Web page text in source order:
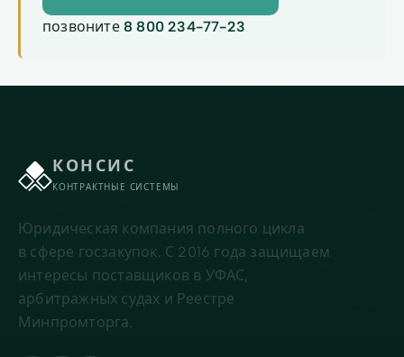
позвоните 8 800 234-77-23
КОНСИС
КОНТРАКТНЫЕ СИСТЕМЫ
Юридическая компания полного цикла
в сфере госзакупок. С 2016 года защищаем
интересы поставщиков в УФАС,
арбитражных судах и Реестре
Минпромторга.